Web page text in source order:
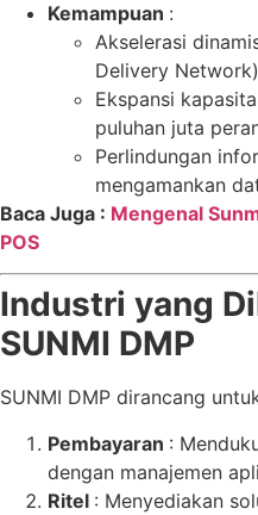
Kemampuan :
Akselerasi
Delivery
Ekspansi
puluhan juta
Perlindungan
mengamankan
Baca Juga : Mengenal
POS
Industri yang
SUNMI DMP
SUNMI DMP dirancang
Pembayaran :
dengan manajemen
Ritel : Menyediakan